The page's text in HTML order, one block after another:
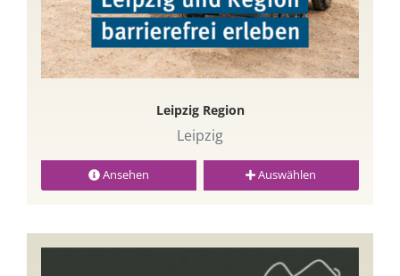
Leipzig Region
Leipzig
Ansehen Auswählen